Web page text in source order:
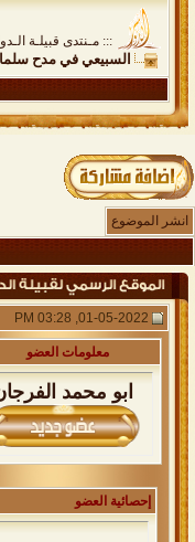
::: مـنتدى قبيلـة
السبيعي في مدح
انشر الموضوع
معلومات العضو
ابو محمد
إحصائية العضو